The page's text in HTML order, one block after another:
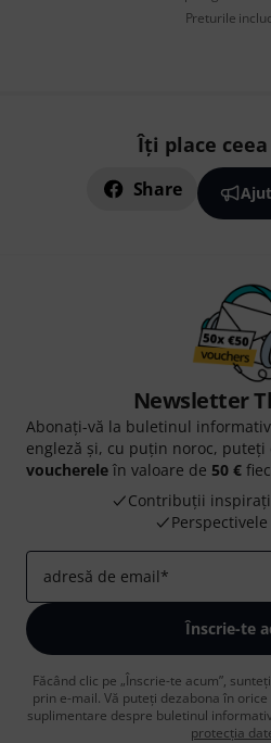
Preturile
Îți place ceea
Share
Newsletter
Abonați-vă la buletinul
engleză și, cu puțin noroc,
voucherele în valoare de 50 €
Contribuții
adresă de email*
Înscrie-te
Făcând clic pe „Înscrie-te acum”,
prin e-mail. Vă puteți dezabona în
suplimentare despre buletinul
protecția